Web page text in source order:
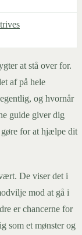
at stå over for.
af på hele
og hvornår
guide giver dig
gøre for at hjælpe dit
De viser det i
mod at gå i
er chancerne for
som et mønster og